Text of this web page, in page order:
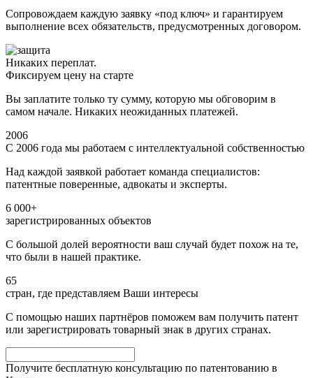
Сопровождаем каждую заявку «под ключ» и гарантируем
выполнение всех обязательств, предусмотренных договором.
Никаких переплат.
Фиксируем цену на старте
Вы заплатите только ту сумму, которую мы обговорим в
самом начале. Никаких неожиданных платежей.
2006
С 2006 года мы работаем с интеллектуальной собственностью
Над каждой заявкой работает команда специалистов:
патентные поверенные, адвокаты и эксперты.
6 000+
зарегистрированных объектов
С большой долей вероятности ваш случай будет похож на те,
что были в нашей практике.
65
стран, где представляем Ваши интересы
С помощью наших партнёров поможем вам получить патент
или зарегистрировать товарный знак в других странах.
Получите бесплатную консультацию по патентованию в